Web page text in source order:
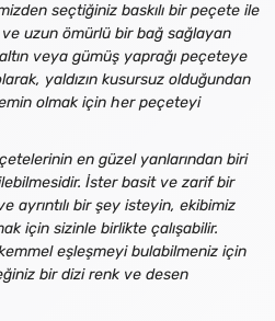
seçtiğiniz baskılı bir peçete ile
ve uzun ömürlü bir bağ sağlayan
veya gümüş yaprağı peçeteye
yaldızın kusursuz olduğundan
emin olmak için her peçeteyi
en güzel yanlarından biri
İster basit ve zarif bir
ayrıntılı bir şey isteyin, ekibimiz
için sizinle birlikte çalışabilir.
eşleşmeyi bulabilmeniz için
bir dizi renk ve desen